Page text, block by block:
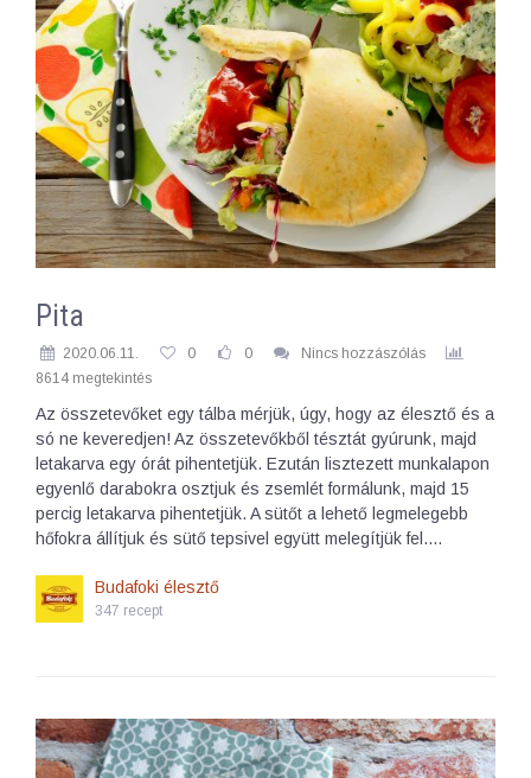
Pita
2020.06.11. 0 0
Nincs hozzászólás
8614 megtekintés
Az összetevőket egy tálba mérjük, úgy, hogy az élesztő és a
só ne keveredjen! Az összetevőkből tésztát gyúrunk, majd
letakarva egy órát pihentetjük. Ezután lisztezett munkalapon
egyenlő darabokra osztjuk és zsemlét formálunk, majd 15
percig letakarva pihentetjük. A sütőt a lehető legmelegebb
hőfokra állítjuk és sütő tepsivel együtt melegítjük fel.…
Budafoki élesztő
347 recept